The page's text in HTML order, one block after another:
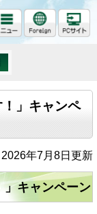
！」キャンペ
年7月8日更新
」キャンペーン